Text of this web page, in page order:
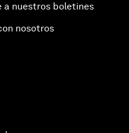
a nuestros boletines
nosotros